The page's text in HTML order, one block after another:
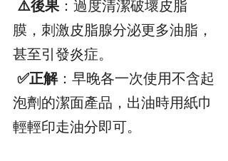
⚠️後果：過度清潔破壞皮脂
膜，刺激皮脂腺分泌更多油脂，
甚至引發炎症。
✅正解：早晚各一次使用不含起
泡劑的潔面產品，出油時用紙巾
輕輕印走油分即可。